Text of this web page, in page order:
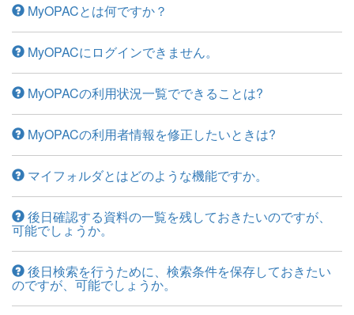
MyOPACとは何ですか？
MyOPACにログインできません。
MyOPACの利用状況一覧でできることは?
MyOPACの利用者情報を修正したいときは?
マイフォルダとはどのような機能ですか。
後日確認する資料の一覧を残しておきたいのですが、
可能でしょうか。
後日検索を行うために、検索条件を保存しておきたい
のですが、可能でしょうか。